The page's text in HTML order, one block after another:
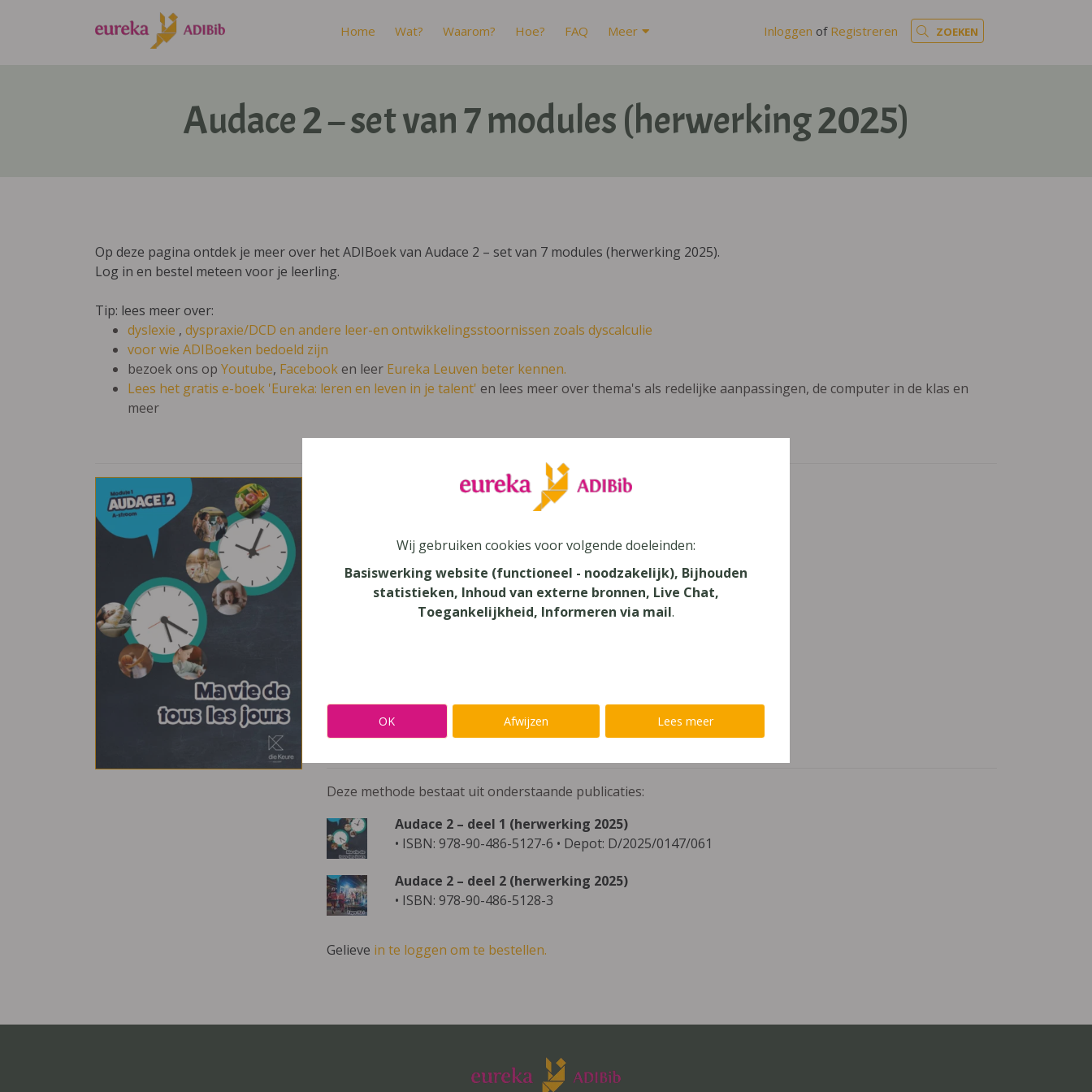
Home Wat? Waarom? Hoe? FAQ Meer Inloggen of Registreren ZOEKEN
Audace 2 – set van 7 modules (herwerking 2025)
Op deze pagina ontdek je meer over het ADIBoek van Audace 2 – set van 7 modules (herwerking 2025).
Log in en bestel meteen voor je leerling.
Tip: lees meer over:
dyslexie , dyspraxie/DCD en andere leer-en ontwikkelingsstoornissen zoals dyscalculie
voor wie ADIBoeken bedoeld zijn
bezoek ons op Youtube, Facebooken leer Eureka Leuven beter kennen.
Lees het gratis e-boek 'Eureka: leren en leven in je talent' en lees meer over thema's als redelijke aanpassingen, de computer in de klas en
meer
Audace 2 – set van 7 modules (herwerking 2025)
Niveau
Secundair Onderwijs - TSO
Deze methode bestaat uit onderstaande publicaties:
Audace 2 – deel 1 (herwerking 2025)
• ISBN: 978-90-486-5127-6 • Depot: D/2025/0147/061
Audace 2 – deel 2 (herwerking 2025)
• ISBN: 978-90-486-5128-3
Gelieve in te loggen om te bestellen.
Wij gebruiken cookies voor volgende doeleinden:
Basiswerking website (functioneel - noodzakelijk), Bijhouden
statistieken, Inhoud van externe bronnen, Live Chat,
Toegankelijkheid, Informeren via mail.
OK Afwijzen Lees meer